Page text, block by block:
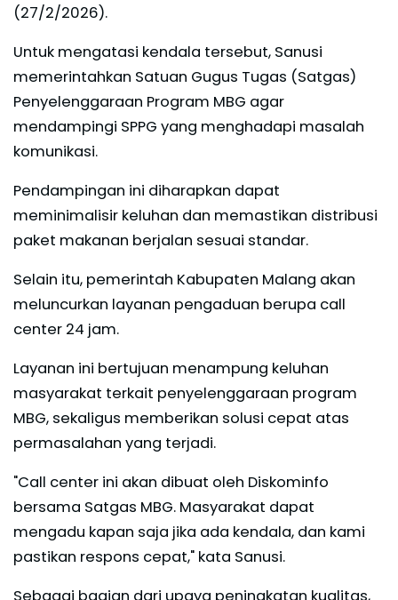
(27/2/2026).
Untuk mengatasi kendala tersebut, Sanusi
memerintahkan Satuan Gugus Tugas (Satgas)
Penyelenggaraan Program MBG agar
mendampingi SPPG yang menghadapi masalah
komunikasi.
Pendampingan ini diharapkan dapat
meminimalisir keluhan dan memastikan distribusi
paket makanan berjalan sesuai standar.
Selain itu, pemerintah Kabupaten Malang akan
meluncurkan layanan pengaduan berupa call
center 24 jam.
Layanan ini bertujuan menampung keluhan
masyarakat terkait penyelenggaraan program
MBG, sekaligus memberikan solusi cepat atas
permasalahan yang terjadi.
"Call center ini akan dibuat oleh Diskominfo
bersama Satgas MBG. Masyarakat dapat
mengadu kapan saja jika ada kendala, dan kami
pastikan respons cepat," kata Sanusi.